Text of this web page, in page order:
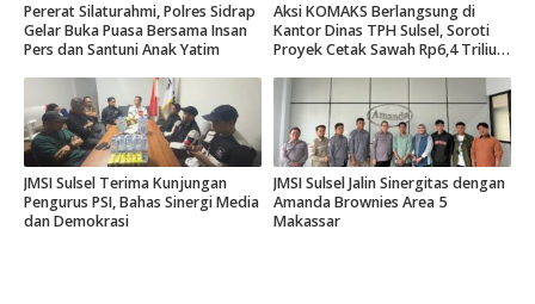
Pererat Silaturahmi, Polres Sidrap
Gelar Buka Puasa Bersama Insan
Pers dan Santuni Anak Yatim
Aksi KOMAKS Berlangsung di
Kantor Dinas TPH Sulsel, Soroti
Proyek Cetak Sawah Rp6,4 Triliun
JMSI Sulsel Terima Kunjungan
Pengurus PSI, Bahas Sinergi Media
dan Demokrasi
JMSI Sulsel Jalin Sinergitas dengan
Amanda Brownies Area 5
Makassar